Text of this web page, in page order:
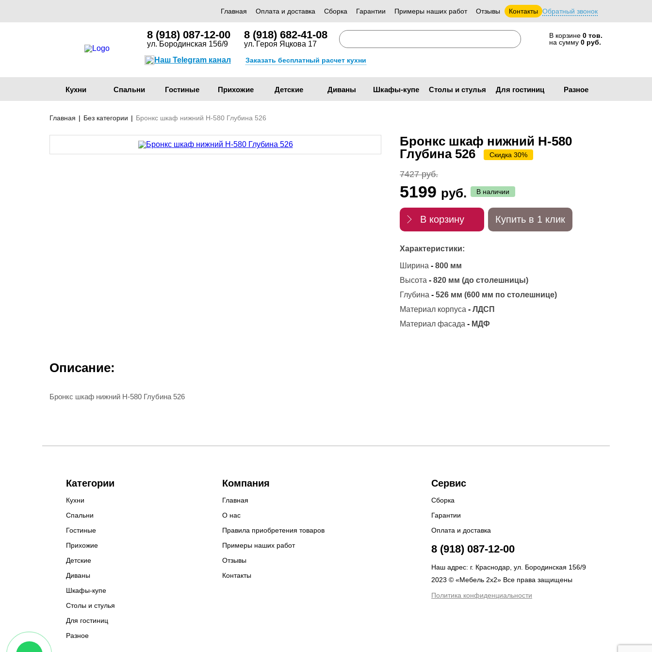
Главная Оплата и доставка Сборка Гарантии Примеры наших работ Отзывы Контакты Обратный звонок
8 (918) 087-12-00
ул. Бородинская 156/9
8 (918) 682-41-08
ул. Героя Яцкова 17
В корзине 0 тов.
на сумму 0 руб.
Наш Telegram канал Заказать бесплатный расчет кухни
Кухни Спальни Гостиные Прихожие Детские Диваны Шкафы-купе Столы и стулья Для гостиниц Разное
Главная | Без категории | Бронкс шкаф нижний Н-580 Глубина 526
Бронкс шкаф нижний Н-580
Глубина 526
Скидка 30%
7427 руб.
5199 руб. В наличии
В корзину Купить в 1 клик
Характеристики:
Ширина - 800 мм
Высота - 820 мм (до столешницы)
Глубина - 526 мм (600 мм по столешнице)
Материал корпуса - ЛДСП
Материал фасада - МДФ
Описание:
Бронкс шкаф нижний Н-580 Глубина 526
Категории
Кухни
Спальни
Гостиные
Прихожие
Детские
Диваны
Шкафы-купе
Столы и стулья
Для гостиниц
Разное
Компания
Главная
О нас
Правила приобретения товаров
Примеры наших работ
Отзывы
Контакты
Сервис
Сборка
Гарантии
Оплата и доставка
8 (918) 087-12-00
Наш адрес: г. Краснодар, ул. Бородинская 156/9
2023 © «Мебель 2x2» Все права защищены
Политика конфиденциальности